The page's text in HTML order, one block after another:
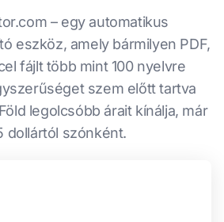
– egy automatikus
eszköz, amely bármilyen PDF,
fájlt több mint 100 nyelvre
szem előtt tartva
legolcsóbb árait kínálja, már
dollártól szónként.